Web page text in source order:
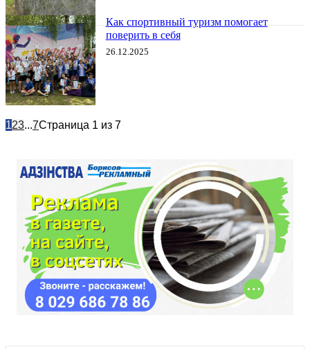
Как спортивный туризм помогает
поверить в себя
26.12.2025
123...7Страница 1 из 7